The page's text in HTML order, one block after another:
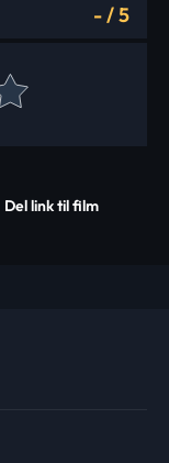
-/5
Del link til film